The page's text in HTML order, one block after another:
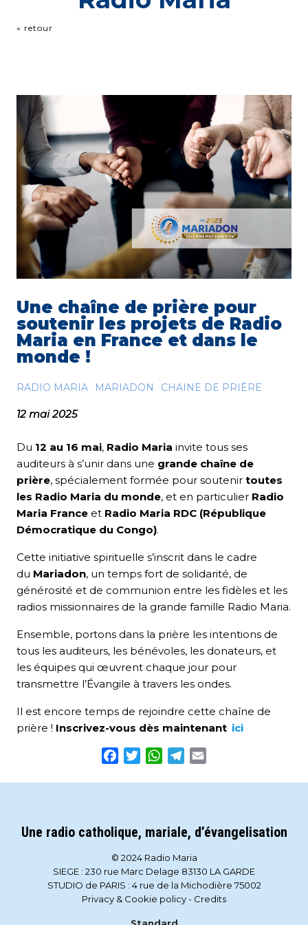
« retour
Une chaîne de prière pour
soutenir les projets de Radio
Maria en France et dans le
monde !
RADIO MARIA MARIADON CHAINE DE PRIÈRE
12 mai 2025
Du 12 au 16 mai, Radio Maria invite tous ses
auditeurs à s’unir dans une grande chaîne de
prière, spécialement formée pour soutenir toutes
les Radio Maria du monde, et en particulier Radio
Maria France et Radio Maria RDC (République
Démocratique du Congo).
Cette initiative spirituelle s’inscrit dans le cadre
du Mariadon, un temps fort de solidarité, de
générosité et de communion entre les fidèles et les
radios missionnaires de la grande famille Radio Maria.
Ensemble, portons dans la prière les intentions de
tous les auditeurs, les bénévoles, les donateurs, et
les équipes qui œuvrent chaque jour pour
transmettre l’Évangile à travers les ondes.
Il est encore temps de rejoindre cette chaîne de
prière ! Inscrivez-vous dès maintenant ici
Facebook
TwitterWhatsApp
Telegram
Une radio catholique, mariale, d’évangelisation
© 2024 Radio Maria
SIEGE : 230 rue Marc Delage 83130 LA GARDE
STUDIO de PARIS : 4 rue de la Michodière 75002
Privacy & Cookie policy- Credits